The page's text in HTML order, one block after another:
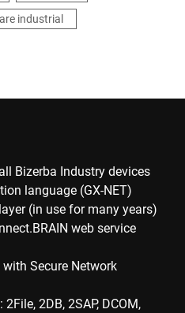
industrial
Bizerba Industry devices
language (GX-NET)
(in use for many years)
web service
Secure Network
2DB, 2SAP, DCOM,